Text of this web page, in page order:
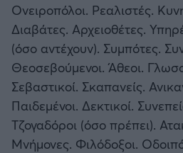
Μάντσεστερ Γιουνάιτεντ
Μάντσεστερ Σίτι
Λίβερπουλ
Τσέλσι
Ονειροπόλοι. Ρεαλιστές.
Διαβάτες. Αρχειοθέτες.
(όσο αντέχουν). Συμπότες.
Θεοσεβούμενοι. Άθεοι.
Σεβαστικοί. Σκαπανείς.
Παιδεμένοι. Δεκτικοί.
Τζογαδόροι (όσο πρέπει).
Μνήμονες. Φιλόδοξοι.